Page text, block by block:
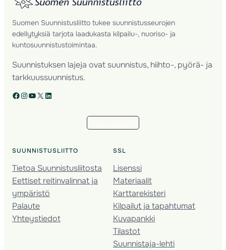
Suomen Suunnistusliitto tukee suunnistusseurojen
edellytyksiä tarjota laadukasta kilpailu-, nuoriso- ja
kuntosuunnistustoimintaa.
Suunnistuksen lajeja ovat suunnistus, hiihto-, pyörä- ja
tarkkuussuunnistus.
Facebook Instagram YouTube X LinkedIn
SUUNNISTUSLIITTO
Tietoa Suunnistusliitosta
Eettiset reitinvalinnat ja
ympäristö
Palaute
Yhteystiedot
SSL
Lisenssi
Materiaalit
Karttarekisteri
Kilpailut ja tapahtumat
Kuvapankki
Tilastot
Suunnistaja-lehti